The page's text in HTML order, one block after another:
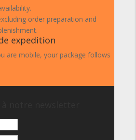
order preparation and
expedition
are mobile, your package follows